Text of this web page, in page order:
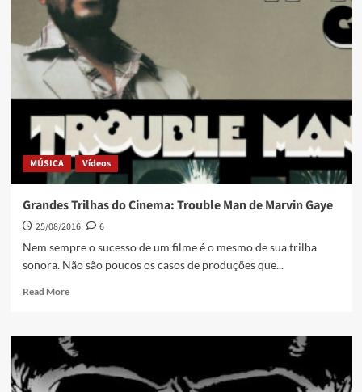
MÚSICA Vídeos
Grandes Trilhas do Cinema: Trouble Man de Marvin Gaye
25/08/2016
6
Nem sempre o sucesso de um filme é o mesmo de sua trilha
sonora. Não são poucos os casos de produções que...
Read More